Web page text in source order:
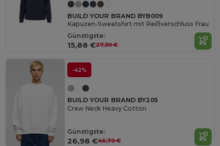
BUILD YOUR BRAND BYB009
Kapuzen-Sweatshirt mit Reißverschluss Frau
Günstigste:
15,88 €27,30 €
-42%
BUILD YOUR BRAND BY205
Crew Neck Heavy Cotton
Günstigste:
26,98 €46,70 €